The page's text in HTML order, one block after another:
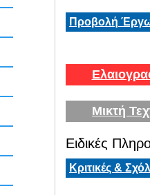
Προβολή
Μικτή
Ειδικές
Κριτικές &